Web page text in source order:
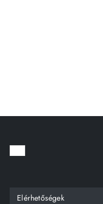
Elérhetőségek